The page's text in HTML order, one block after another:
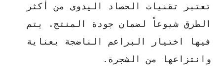
تعتبر تقنيات الحصاد اليدوي من أكثر
الطرق شيوعاً لضمان جودة المنتج. يتم
فيها اختيار البراعم الناضجة بعناية
وانتزاعها من الشجرة.